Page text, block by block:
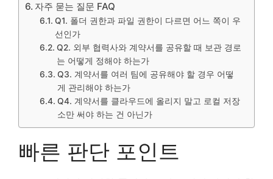
자주 묻는 질문 FAQ
Q1. 폴더 권한과 파일 권한이 다르면 어느 쪽이 우
선인가
Q2. 외부 협력사와 계약서를 공유할 때 보관 경로
는 어떻게 정해야 하는가
Q3. 계약서를 여러 팀에 공유해야 할 경우 어떻
게 관리해야 하는가
Q4. 계약서를 클라우드에 올리지 말고 로컬 저장
소만 써야 하는 건 아닌가
빠른 판단 포인트